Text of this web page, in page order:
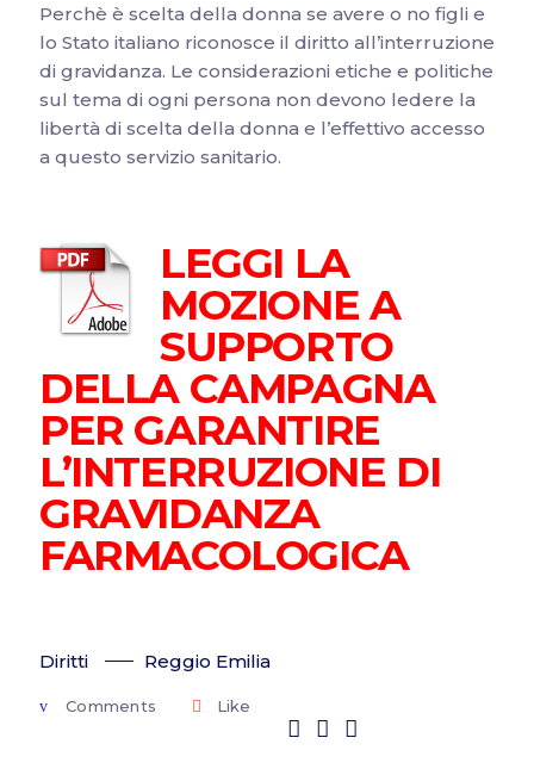
Perchè è scelta della donna se avere o no figli e
lo Stato italiano riconosce il diritto all’interruzione
di gravidanza. Le considerazioni etiche e politiche
sul tema di ogni persona non devono ledere la
libertà di scelta della donna e l’effettivo accesso
a questo servizio sanitario.
LEGGI LA
MOZIONE A
SUPPORTO
DELLA CAMPAGNA
PER GARANTIRE
L’INTERRUZIONE DI
GRAVIDANZA
FARMACOLOGICA
Diritti Reggio Emilia
Comments Like